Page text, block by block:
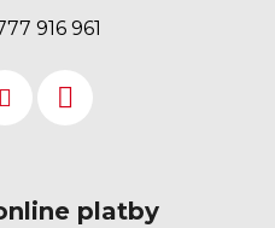
916 961
platby